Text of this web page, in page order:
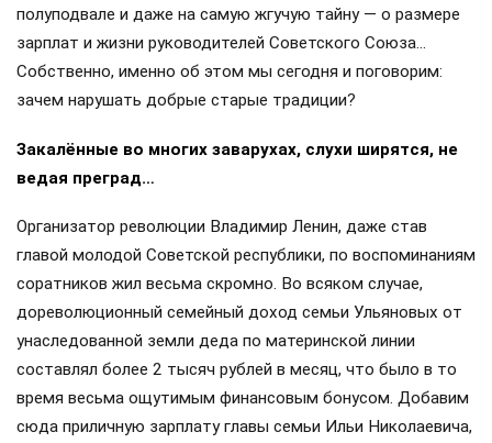
полуподвале и даже на самую жгучую тайну — о размере
зарплат и жизни руководителей Советского Союза…
Собственно, именно об этом мы сегодня и поговорим:
зачем нарушать добрые старые традиции?
Закалённые во многих заварухах, слухи ширятся, не
ведая преград…
Организатор революции Владимир Ленин, даже став
главой молодой Советской республики, по воспоминаниям
соратников жил весьма скромно. Во всяком случае,
дореволюционный семейный доход семьи Ульяновых от
унаследованной земли деда по материнской линии
составлял более 2 тысяч рублей в месяц, что было в то
время весьма ощутимым финансовым бонусом. Добавим
сюда приличную зарплату главы семьи Ильи Николаевича,